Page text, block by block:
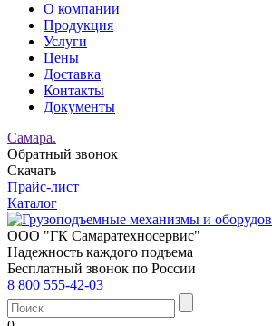
О компании
Продукция
Услуги
Цены
Доставка
Контакты
Документы
Самара.
Обратный звонок
Скачать
Прайс-лист
Каталог
ООО "ГК Самаратехносервис"
Надежность каждого подъема
Бесплатный звонок по России
8 800 555-42-03